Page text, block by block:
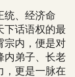
、经济命
下话语权的最
宗内，便是对
内弟子、长老
，更是一脉在